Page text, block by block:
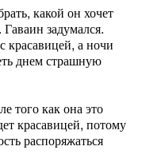
какой он хочет
задумался.
красавицей, а ночи
днем страшную
того как она это
красавицей, потому
распоряжаться